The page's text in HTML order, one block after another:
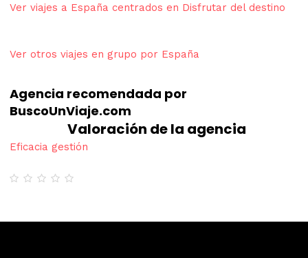
Ver viajes a España centrados en Disfrutar del destino
Ver otros viajes en grupo por España
Agencia recomendada por
BuscoUnViaje.com
Valoración de la agencia
Eficacia gestión